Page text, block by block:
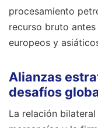
procesamiento
recurso bruto
europeos y
Alianzas
desafíos
La relación